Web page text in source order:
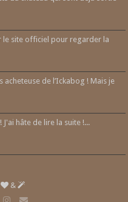
le site officiel pour regarder la
de l’Ickabog ! Mais je
hâte de lire la suite !...
&